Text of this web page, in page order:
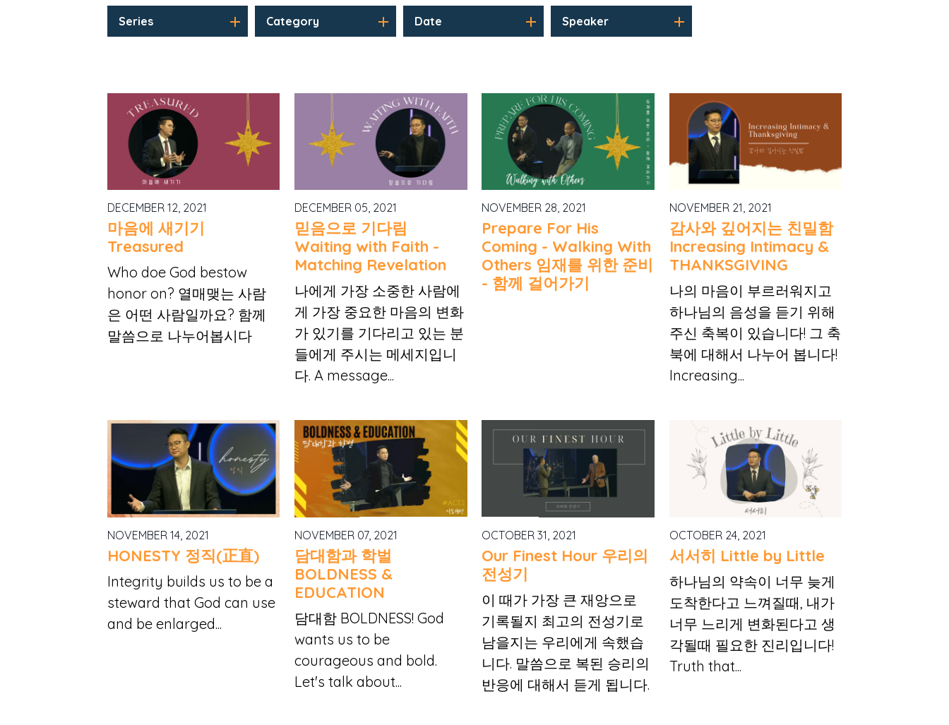
Series Category Date Speaker
DECEMBER 12, 2021
마음에 새기기
Treasured
Who doe God bestow
honor on? 열매맺는 사람
은 어떤 사람일까요? 함께
말씀으로 나누어봅시다
DECEMBER 05, 2021
믿음으로 기다림
Waiting with Faith -
Matching Revelation
나에게 가장 소중한 사람에
게 가장 중요한 마음의 변화
가 있기를 기다리고 있는 분
들에게 주시는 메세지입니
다. A message...
NOVEMBER 28, 2021
Prepare For His
Coming - Walking With
Others 임재를 위한 준비
- 함께 걸어가기
NOVEMBER 21, 2021
감사와 깊어지는 친밀함
Increasing Intimacy &
THANKSGIVING
나의 마음이 부르러워지고
하나님의 음성을 듣기 위해
주신 축복이 있습니다! 그 축
북에 대해서 나누어 봅니다!
Increasing...
NOVEMBER 14, 2021
HONESTY 정직(正直)
Integrity builds us to be a
steward that God can use
and be enlarged...
NOVEMBER 07, 2021
담대함과 학벌
BOLDNESS &
EDUCATION
담대함 BOLDNESS! God
wants us to be
courageous and bold.
Let's talk about...
OCTOBER 31, 2021
Our Finest Hour 우리의
전성기
이 때가 가장 큰 재앙으로
기록될지 최고의 전성기로
남을지는 우리에게 속했습
니다. 말씀으로 복된 승리의
반응에 대해서 듣게 됩니다.
OCTOBER 24, 2021
서서히 Little by Little
하나님의 약속이 너무 늦게
도착한다고 느껴질때, 내가
너무 느리게 변화된다고 생
각될때 필요한 진리입니다!
Truth that...